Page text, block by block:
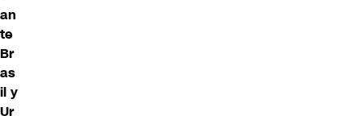
an
te
Br
as
il y
Ur